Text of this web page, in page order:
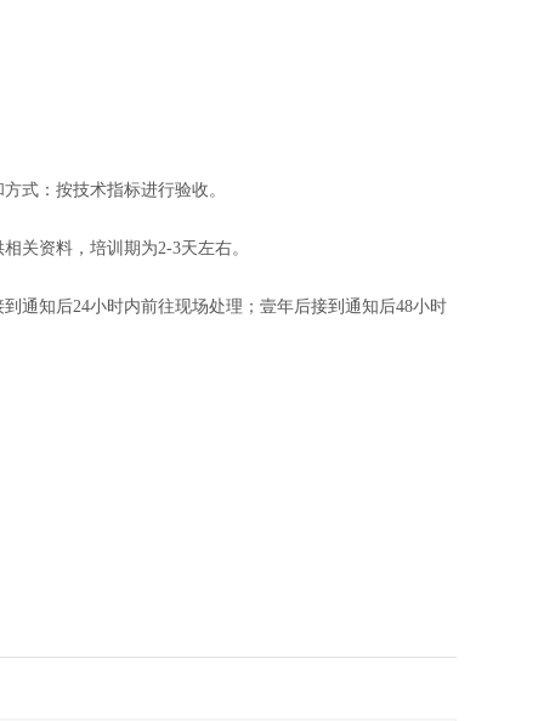
式：按技术指标进行验收。
关资料，培训期为2-3天左右。
知后24小时内前往现场处理；壹年后接到通知后48小时